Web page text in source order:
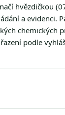
hvězdičkou
a evidenci.
chemických
podle